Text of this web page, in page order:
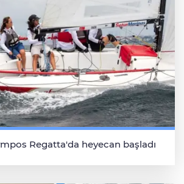
Regatta'da heyecan başladı